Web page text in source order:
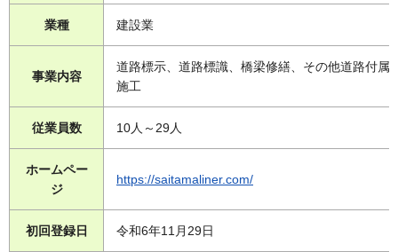
業種 建設業
事業内容
道路標示、道路標識、橋梁修繕、その他道路付属
施工
従業員数 10人～29人
ホームペー
ジ
https://saitamaliner.com/
初回登録日 令和6年11月29日